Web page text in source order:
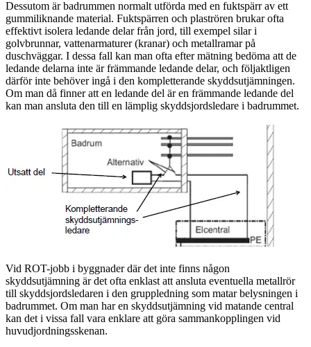
Dessutom är badrummen normalt utförda med en fuktspärr av ett
gummiliknande material. Fuktspärren och plaströren brukar ofta
effektivt isolera ledande delar från jord, till exempel silar i
golvbrunnar, vattenarmaturer (kranar) och metallramar på
duschväggar. I dessa fall kan man ofta efter mätning bedöma att de
ledande delarna inte är främmande ledande delar, och följaktligen
därför inte behöver ingå i den kompletterande skyddsutjämningen.
Om man då finner att en ledande del är en främmande ledande del
kan man ansluta den till en lämplig skyddsjordsledare i badrummet.
Vid ROT-jobb i byggnader där det inte finns någon
skyddsutjämning är det ofta enklast att ansluta eventuella metallrör
till skyddsjordsledaren i den gruppledning som matar belysningen i
badrummet. Om man har en skyddsutjämning vid matande central
kan det i vissa fall vara enklare att göra sammankopplingen vid
huvudjordningsskenan.